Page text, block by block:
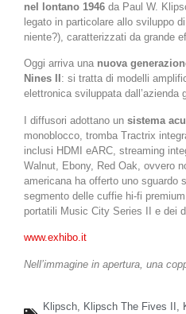
nel lontano 1946 da Paul W.
legato in particolare allo sviluppo
niente?), caratterizzati da grande
Oggi arriva una nuova
Nines II : si tratta di modelli
elettronica sviluppata
I diffusori adottano un sistema
monoblocco, tromba Tractrix
inclusi HDMI eARC, streaming
Walnut, Ebony, Red Oak, ovvero
americana ha offerto uno sguardo
segmento delle cuffie hi-fi
portatili Music City Series II e dei
www.exhibo.it
Nell’immagine in apertura, una
Klipsch, Klipsch The Fives II ,